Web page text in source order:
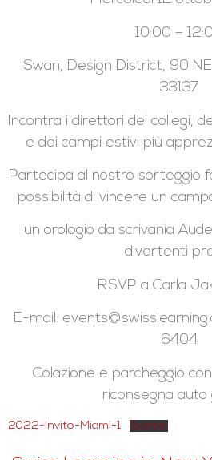
10:00 –
Swan, Design District, 90
33137
Incontra i direttori dei collegi,
e dei campi estivi più
Partecipa al nostro sorteggio
possibilità di vincere un
un orologio da scrivania
divertenti
RSVP a Carla
E-mail:
6404
Colazione e parcheggio
riconsegna auto
2022-Invito-Miami-1 Scarica